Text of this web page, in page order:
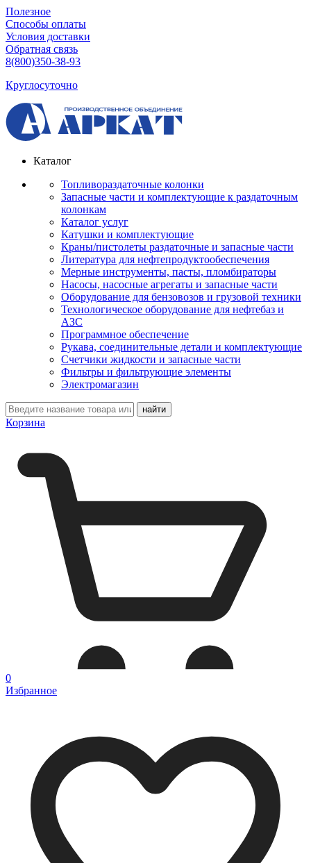
Полезное
Способы оплаты
Условия доставки
Обратная связь
8(800)350-38-93
Круглосуточно
Каталог
Топливораздаточные колонки
Запасные части и комплектующие к раздаточным
колонкам
Каталог услуг
Катушки и комплектующие
Краны/пистолеты раздаточные и запасные части
Литература для нефтепродуктообеспечения
Мерные инструменты, пасты, пломбираторы
Насосы, насосные агрегаты и запасные части
Оборудование для бензовозов и грузовой техники
Технологическое оборудование для нефтебаз и
АЗС
Программное обеспечение
Рукава, соединительные детали и комплектующие
Счетчики жидкости и запасные части
Фильтры и фильтрующие элементы
Электромагазин
Корзина
0
Избранное